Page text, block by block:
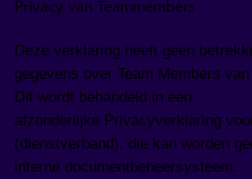
Privacy van Teammembers
Deze verklaring heeft geen
gegevens over Team Members
Dit wordt behandeld in een
afzonderlijke Privacyverklaring
(dienstverband), die kan worden
interne documentbeheersysteem.